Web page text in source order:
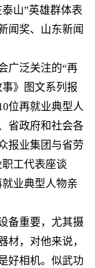
山”英雄群体表
闻奖、山东新闻
广泛关注的“再
》图文系列报
位再就业典型人
省政府和社会各
报业集团与省劳
工代表座谈
业典型人物亲
备重要，尤其摄
材，对他来说，
好相机。似武功